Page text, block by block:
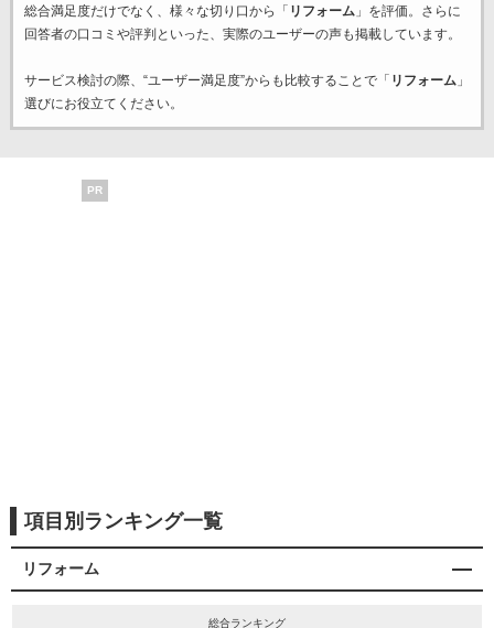
総合満足度だけでなく、様々な切り口から「 リフォーム」を評価。さらに
回答者の口コミや評判といった、実際のユーザーの声も掲載しています。
サービス検討の際、“ユーザー満足度”からも比較することで「 リフォーム」
選びにお役立てください。
PR
項目別ランキング一覧
リフォーム
総合ランキング